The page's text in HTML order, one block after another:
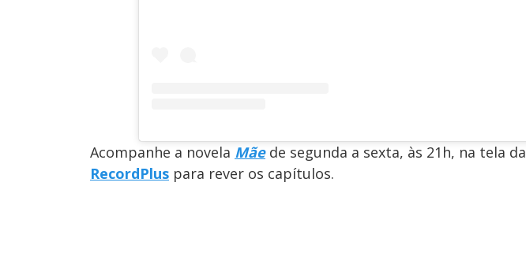
Acompanhe a novela Mãede segunda a sexta, às 21h, na tela da
RecordPlus para rever os capítulos.